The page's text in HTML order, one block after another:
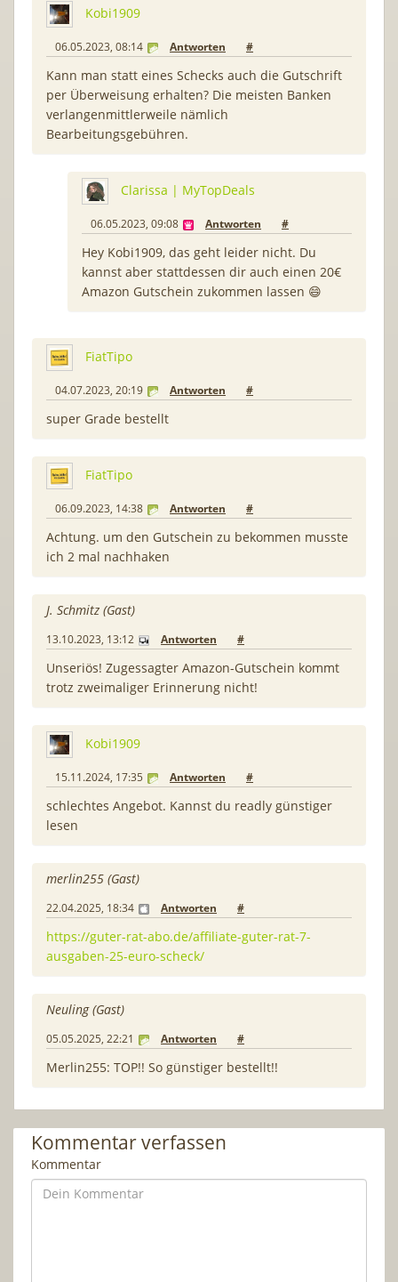
Kobi1909
06.05.2023, 08:14 Antworten #
Kann man statt eines Schecks auch die Gutschrift
per Überweisung erhalten? Die meisten Banken
verlangenmittlerweile nämlich
Bearbeitungsgebühren.
Clarissa | MyTopDeals
06.05.2023, 09:08 Antworten #
Hey Kobi1909, das geht leider nicht. Du
kannst aber stattdessen dir auch einen 20€
Amazon Gutschein zukommen lassen 😄
FiatTipo
04.07.2023, 20:19 Antworten #
super Grade bestellt
FiatTipo
06.09.2023, 14:38 Antworten #
Achtung. um den Gutschein zu bekommen musste
ich 2 mal nachhaken
J. Schmitz (Gast)
13.10.2023, 13:12 Antworten #
Unseriös! Zugessagter Amazon-Gutschein kommt
trotz zweimaliger Erinnerung nicht!
Kobi1909
15.11.2024, 17:35 Antworten #
schlechtes Angebot. Kannst du readly günstiger
lesen
merlin255 (Gast)
22.04.2025, 18:34 Antworten #
https://guter-rat-abo.de/affiliate-guter-rat-7-
ausgaben-25-euro-scheck/
Neuling (Gast)
05.05.2025, 22:21 Antworten #
Merlin255: TOP!! So günstiger bestellt!!
Kommentar verfassen
Kommentar